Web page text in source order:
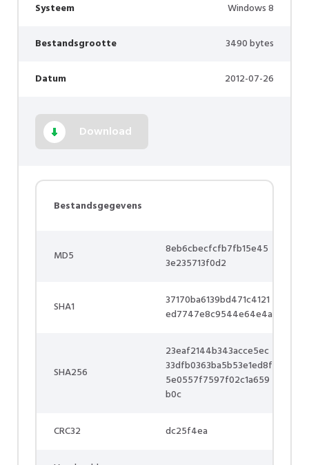
Systeem Windows 8
Bestandsgrootte 3490 bytes
Datum 2012-07-26
Download
Bestandsgegevens
MD5
8eb6cbecfcfb7fb15e45
3e235713f0d2
SHA1
37170ba6139bd471c4121
ed7747e8c9544e64e4a
SHA256
23eaf2144b343acce5ec
33dfb0363ba5b53e1ed8f
5e0557f7597f02c1a659
b0c
CRC32 dc25f4ea